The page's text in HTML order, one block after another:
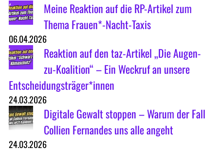
Meine Reaktion auf die RP-Artikel zum
Thema Frauen*-Nacht-Taxis
06.04.2026
Reaktion auf den taz-Artikel „Die Augen-
zu-Koalition“ – Ein Weckruf an unsere
Entscheidungsträger*innen
24.03.2026
Digitale Gewalt stoppen – Warum der Fall
Collien Fernandes uns alle angeht
24.03.2026